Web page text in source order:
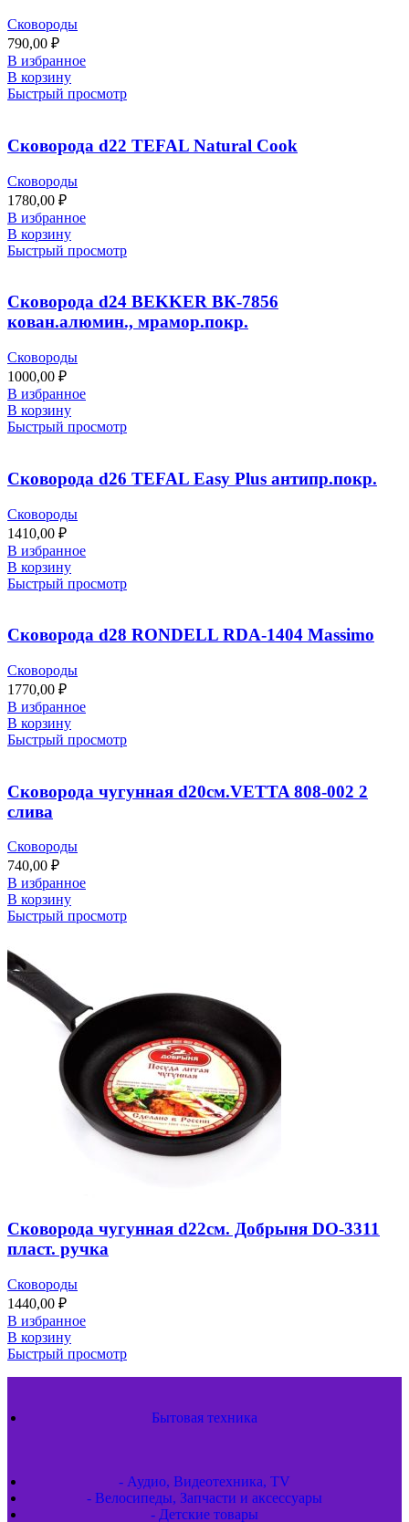
Сковороды
790,00 ₽
В избранное
В корзину
Быстрый просмотр
Сковорода d22 TEFAL Natural Cook
Сковороды
1780,00 ₽
В избранное
В корзину
Быстрый просмотр
Сковорода d24 BEKKER ВК-7856
кован.алюмин., мрамор.покр.
Сковороды
1000,00 ₽
В избранное
В корзину
Быстрый просмотр
Сковорода d26 TEFAL Easy Plus антипр.покр.
Сковороды
1410,00 ₽
В избранное
В корзину
Быстрый просмотр
Сковорода d28 RONDELL RDA-1404 Massimo
Сковороды
1770,00 ₽
В избранное
В корзину
Быстрый просмотр
Сковорода чугунная d20см.VETTA 808-002 2
слива
Сковороды
740,00 ₽
В избранное
В корзину
Быстрый просмотр
Сковорода чугунная d22см. Добрыня DO-3311
пласт. ручка
Сковороды
1440,00 ₽
В избранное
В корзину
Быстрый просмотр
Бытовая техника
- Аудио, Видеотехника, TV
- Велосипеды, Запчасти и аксессуары
- Детские товары